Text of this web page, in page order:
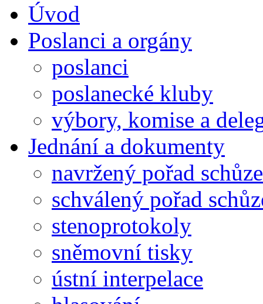
Úvod
Poslanci a orgány
poslanci
poslanecké kluby
výbory, komise a
Jednání a dokumenty
navržený pořad schůze
schválený pořad
stenoprotokoly
sněmovní tisky
ústní interpelace